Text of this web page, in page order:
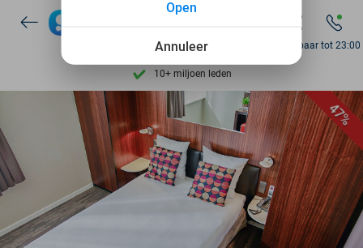
10+ miljoen leden
Ontdek 15.000+ deals
7 dagen per week beschikbaar
10+ miljoen leden
Bereikbaar tot 23:00
47%
Annuleer
Open